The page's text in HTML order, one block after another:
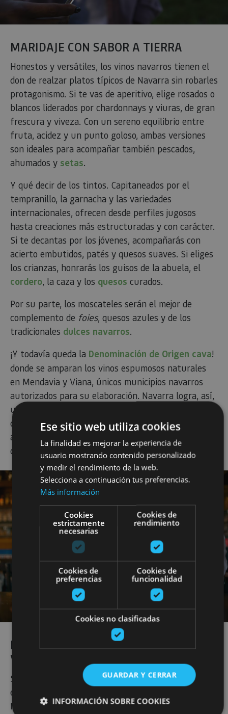
MARIDAJE CON SABOR A TIERRA
Honestos y versátiles, los vinos navarros tienen el
don de realzar platos típicos de Navarra sin robarles
protagonismo. Si te vas de aperitivo, elige rosados o
blancos liderados por chardonnays y viuras, de gran
frescura y viveza. Con un sereno equilibrio entre
fruta, acidez y un punto goloso, ambas versiones
son ideales para acompañar también pescados,
ahumados y setas.
Y qué decir de los tintos. Capitaneados por el
tempranillo, la garnacha y las variedades
internacionales, ofrecen desde perfiles jugosos
hasta creaciones más estructuradas y con carácter.
Si te decantas por los jóvenes, acompañarás con
acierto embutidos, patés y quesos suaves. Si eliges
los crianzas, honrarás los guisos de la abuela, el
cordero, la caza y los quesos curados.
Por su parte, los moscateles serán el mejor de
complemento de foies, quesos azules y de los
tradicionales dulces navarros.
¡Y todavía queda la Denominación de Origen cava!
donde se amparan los vinos espumosos naturales
en Mendavia y Viana, únicos municipios navarros
autorizados para su elaboración. Navarra logra, así,
un plus de singularidad, con productos
diferenciados que maridan a la perfección con
aperitivos, pescados,
quesos e, incluso, con las famosas pochas navarras.
BODEGAS QUE SE VISITAN… Y SE
VIVEN
Sabiendo todo esto, ¡no puedes negarte a vivir una
experiencia enoturística completa! Las bodegas D.O.
Navarra nos abren sus puertas, su historia y sus
Ese sitio web utiliza cookies
La finalidad es mejorar la experiencia de
usuario mostrando contenido personalizado
y medir el rendimiento de la web.
Selecciona a continuación tus preferencias.
Más información
Cookies
estrictamente
necesarias
Cookies de
rendimiento
Cookies de
preferencias
Cookies de
funcionalidad
Cookies no clasificadas
GUARDAR Y CERRAR
INFORMACIÓN SOBRE COOKIES